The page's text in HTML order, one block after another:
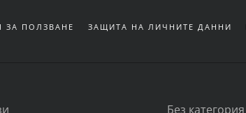
ЗА ПОЛЗВАНЕ ЗАЩИТА НА ЛИЧНИТЕ ДАННИ
Без категория